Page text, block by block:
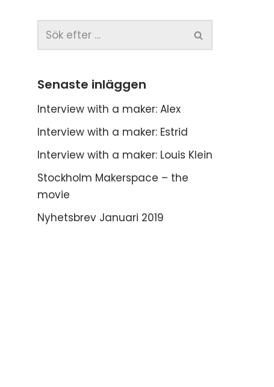
Senaste inläggen
Interview with a maker: Alex
Interview with a maker: Estrid
Interview with a maker: Louis Klein
Stockholm Makerspace – the
movie
Nyhetsbrev Januari 2019